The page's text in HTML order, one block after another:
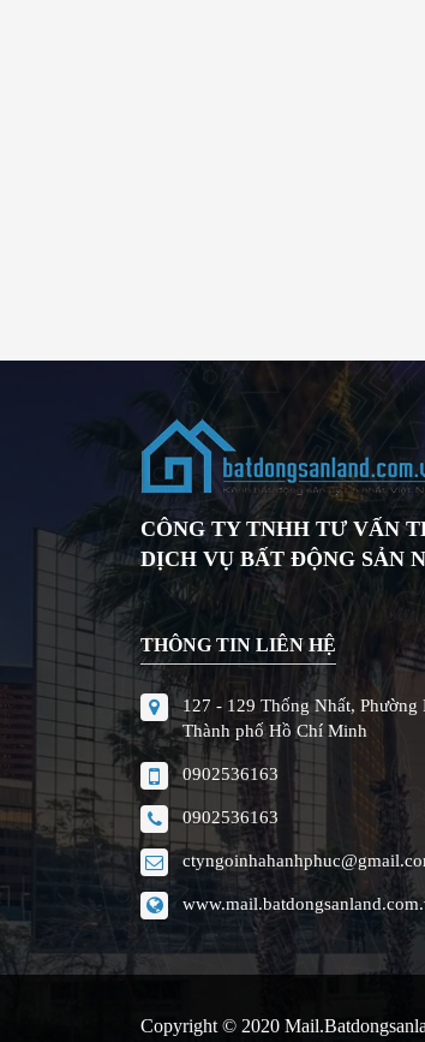
CÔNG TY TNHH TƯ VẤN
DỊCH VỤ BẤT ĐỘNG SẢN
THÔNG TIN LIÊN HỆ
127 - 129 Thống Nhất, Phường
Thành phố Hồ Chí Minh
0902536163
0902536163
Copyright © 2020